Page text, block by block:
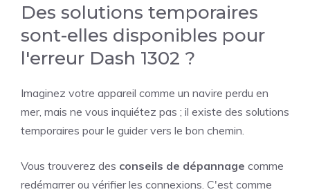
Des solutions temporaires
sont-elles disponibles pour
l'erreur Dash 1302 ?
Imaginez votre appareil comme un navire perdu en
mer, mais ne vous inquiétez pas ; il existe des solutions
temporaires pour le guider vers le bon chemin.
Vous trouverez des conseils de dépannage comme
redémarrer ou vérifier les connexions. C'est comme